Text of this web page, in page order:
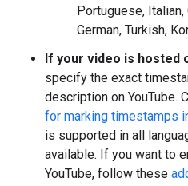
Portuguese, Italian,
German, Turkish,
If your video is hosted
specify the exact
description on YouTube.
for marking timestamps
is supported in all
available. If you want to
YouTube, follow these